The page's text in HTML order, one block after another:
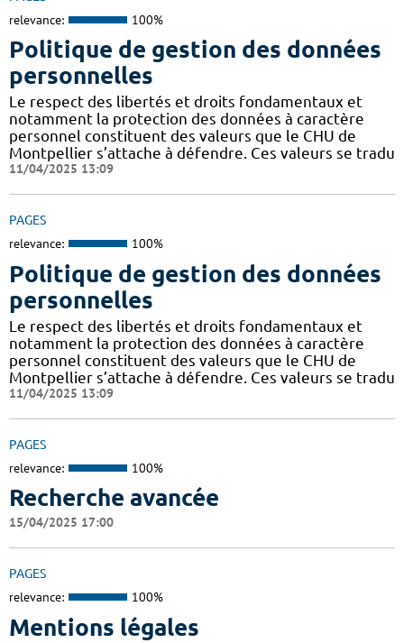
relevance: 100%
Politique de gestion des données
personnelles
Le respect des libertés et droits fondamentaux et
notamment la protection des données à caractère
personnel constituent des valeurs que le CHU de
Montpellier s’attache à défendre. Ces valeurs se tradu
11/04/2025 13:09
PAGES
relevance: 100%
Politique de gestion des données
personnelles
Le respect des libertés et droits fondamentaux et
notamment la protection des données à caractère
personnel constituent des valeurs que le CHU de
Montpellier s’attache à défendre. Ces valeurs se tradu
11/04/2025 13:09
PAGES
relevance: 100%
Recherche avancée
15/04/2025 17:00
PAGES
relevance: 100%
Mentions légales